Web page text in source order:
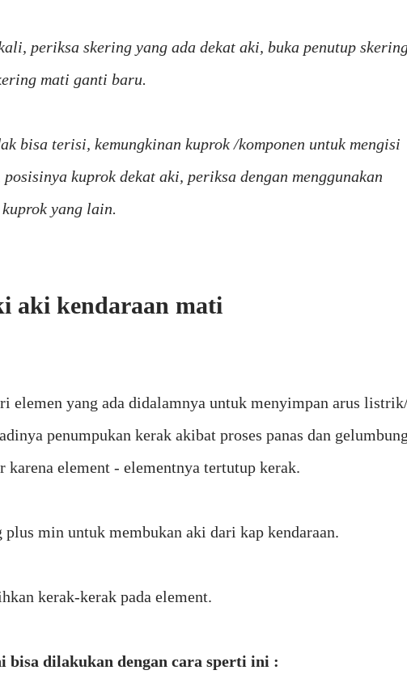
periksa skering yang ada dekat aki, buka penutup
mati ganti baru.
bisa terisi, kemungkinan kuprok /komponen untuk mengisi
kuprok dekat aki, periksa dengan menggunakan
yang lain.
aki kendaraan mati
elemen yang ada didalamnya untuk menyimpan arus
penumpukan kerak akibat proses panas dan
karena element - elementnya tertutup kerak.
plus min untuk membukan aki dari kap kendaraan.
kerak-kerak pada element.
bisa dilakukan dengan cara sperti ini :